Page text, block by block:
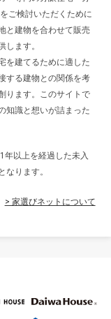
ご検討いただくために
と建物を合わせて販売
します。
を建てるために適した
する建物との関係を考
ります。このサイトで
知識と想いが詰まった
以上を経過した未入
なります。
> 家選びネットについて